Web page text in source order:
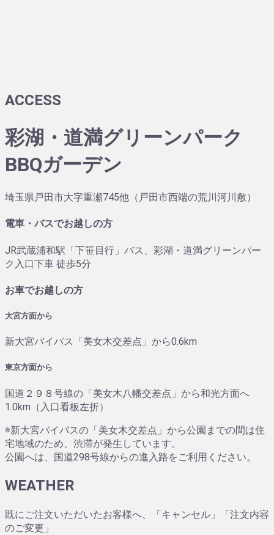
ACCESS
彩湖・道満グリーンパーク
BBQガーデン
埼玉県戸田市大字重瀬745他 （戸田市西端の荒川河川敷）
電車・バスでお越しの方
JR武蔵浦和駅「下笹目行」バス、彩湖・道満グリーンパー
ク入口下車 徒歩5分
お車でお越しの方
大宮方面から
新大宮バイパス「美女木交差点」から0.6km
東京方面から
国道２９８号線の「美女木八幡交差点」から和光方面へ
1.0km（入口看板左折）
※新大宮バイパスの「美女木交差点」から公園までの間は住
宅地域のため、渋滞が発生しています。
公園へは、国道298号線からの進入路をご利用ください。
WEATHER
既にご注文いただいたお客様へ、「キャンセル」「注文内容
のご変更」